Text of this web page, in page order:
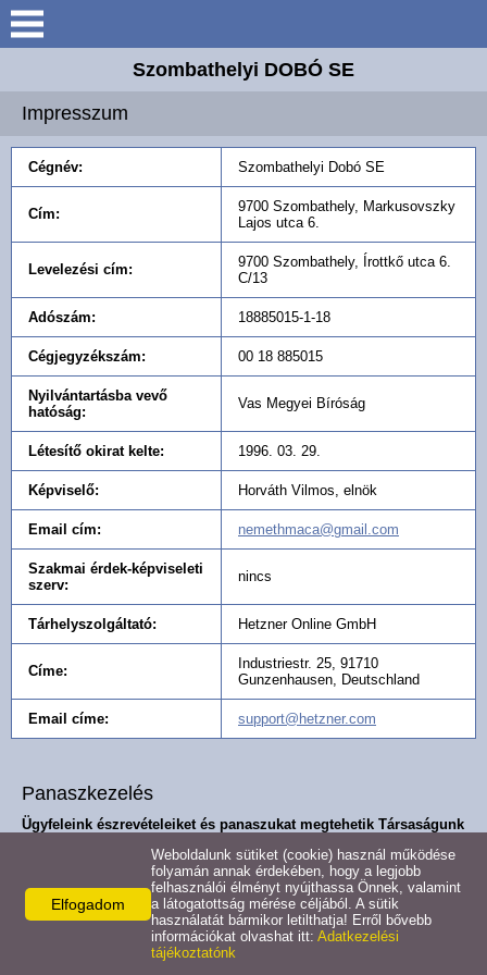
Keresés
Elérhetőségek
Versenyzők
Oktatóanyagok
Jegyzőkönyvek
Galéria
Szombathelyi DOBÓ SE
Impresszum
Cégnév: Szombathelyi Dobó SE
Cím:
9700 Szombathely, Markusovszky
Lajos utca 6.
Levelezési cím:
9700 Szombathely, Írottkő utca 6.
C/13
Adószám: 18885015-1-18
Cégjegyzékszám: 00 18 885015
Nyilvántartásba vevő
hatóság:
Vas Megyei Bíróság
Létesítő okirat kelte: 1996. 03. 29.
Képviselő: Horváth Vilmos, elnök
Email cím: nemethmaca@gmail.com
Szakmai érdek-képviseleti
szerv:
nincs
Tárhelyszolgáltató: Hetzner Online GmbH
Címe:
Industriestr. 25, 91710
Gunzenhausen, Deutschland
Email címe: support@hetzner.com
Panaszkezelés
Ügyfeleink észrevételeiket és panaszukat megtehetik Társaságunk
204065509
Elektronikusan: nemethmaca@gmail.com
Postacímre küldött
9700 Szombathely, Írottkő utca 6.
Elfogadom
Weboldalunk sütiket (cookie) használ működése
folyamán annak érdekében, hogy a legjobb
felhasználói élményt nyújthassa Önnek, valamint
a látogatottság mérése céljából. A sütik
használatát bármikor letilthatja! Erről bővebb
információkat olvashat itt: Adatkezelési
tájékoztatónk